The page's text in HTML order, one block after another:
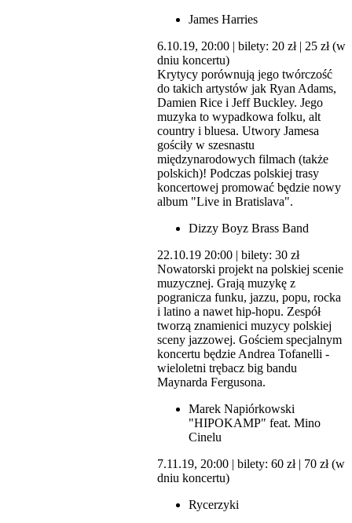
James Harries
6.10.19, 20:00 | bilety: 20 zł | 25 zł (w
dniu koncertu)
Krytycy porównują jego twórczość
do takich artystów jak Ryan Adams,
Damien Rice i Jeff Buckley. Jego
muzyka to wypadkowa folku, alt
country i bluesa. Utwory Jamesa
gościły w szesnastu
międzynarodowych filmach (także
polskich)! Podczas polskiej trasy
koncertowej promować będzie nowy
album "Live in Bratislava".
Dizzy Boyz Brass Band
22.10.19 20:00 | bilety: 30 zł
Nowatorski projekt na polskiej scenie
muzycznej. Grają muzykę z
pogranicza funku, jazzu, popu, rocka
i latino a nawet hip-hopu. Zespół
tworzą znamienici muzycy polskiej
sceny jazzowej. Gościem specjalnym
koncertu będzie Andrea Tofanelli -
wieloletni trębacz big bandu
Maynarda Fergusona.
Marek Napiórkowski
"HIPOKAMP" feat. Mino
Cinelu
7.11.19, 20:00 | bilety: 60 zł | 70 zł (w
dniu koncertu)
Rycerzyki